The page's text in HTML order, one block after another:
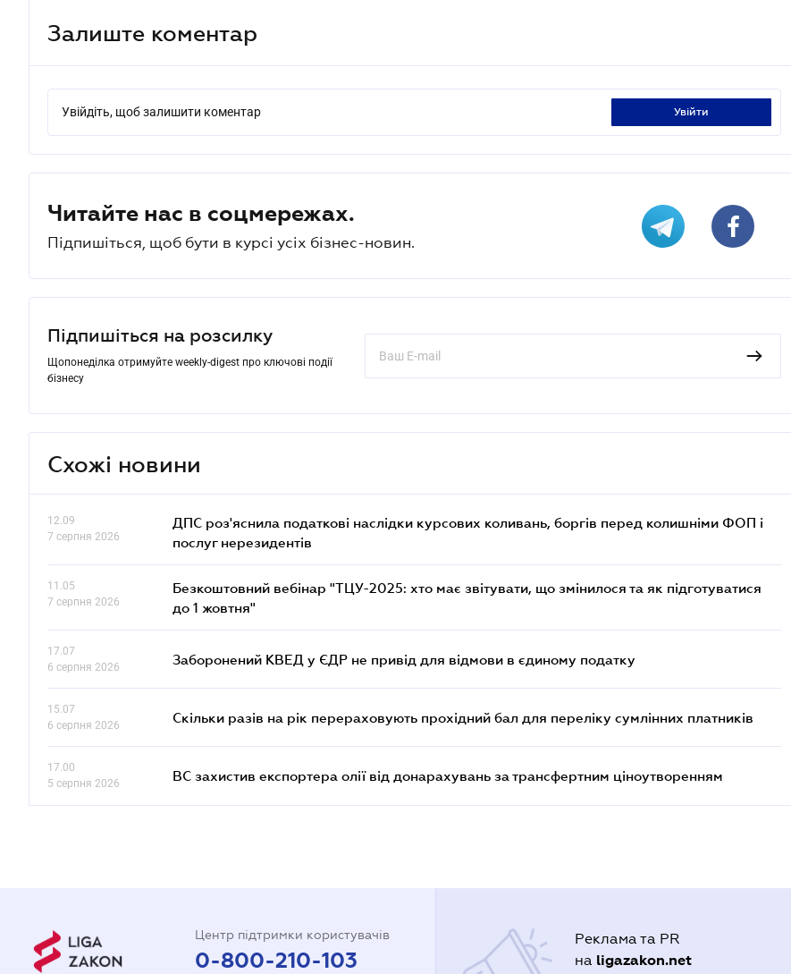
Залиште коментар
Увійдіть, щоб залишити коментар увійти
Читайте нас в соцмережах.
Підпишіться, щоб бути в курсі усіх бізнес-новин.
Підпишіться на розсилку
Щопонеділка отримуйте weekly-digest про ключові події
бізнесу
Схожі новини
12.09
7 серпня 2026
ДПС роз'яснила податкові наслідки курсових коливань, боргів перед колишніми ФОП і
послуг нерезидентів
11.05
7 серпня 2026
Безкоштовний вебінар "ТЦУ-2025: хто має звітувати, що змінилося та як підготуватися
до 1 жовтня"
17.07
6 серпня 2026
Заборонений КВЕД у ЄДР не привід для відмови в єдиному податку
15.07
6 серпня 2026
Скільки разів на рік перераховують прохідний бал для переліку сумлінних платників
17.00
5 серпня 2026
ВС захистив експортера олії від донарахувань за трансфертним ціноутворенням
Центр підтримки користувачів
0-800-210-103
Реклама та PR
на ligazakon.net